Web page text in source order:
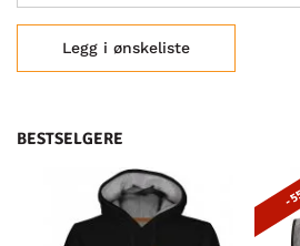
Legg i ønskeliste
BESTSELGERE
-